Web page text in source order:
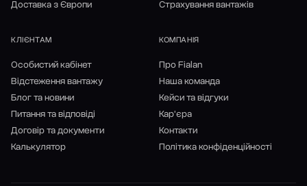
Доставка з Європи
Страхування вантажів
КЛІЄНТАМ
Особистий кабінет
Відстеження вантажу
Блог та новини
Питання та відповіді
Договір та документи
Калькулятор
КОМПАНІЯ
Про Fialan
Наша команда
Кейси та відгуки
Кар'єра
Контакти
Політика конфіденційності